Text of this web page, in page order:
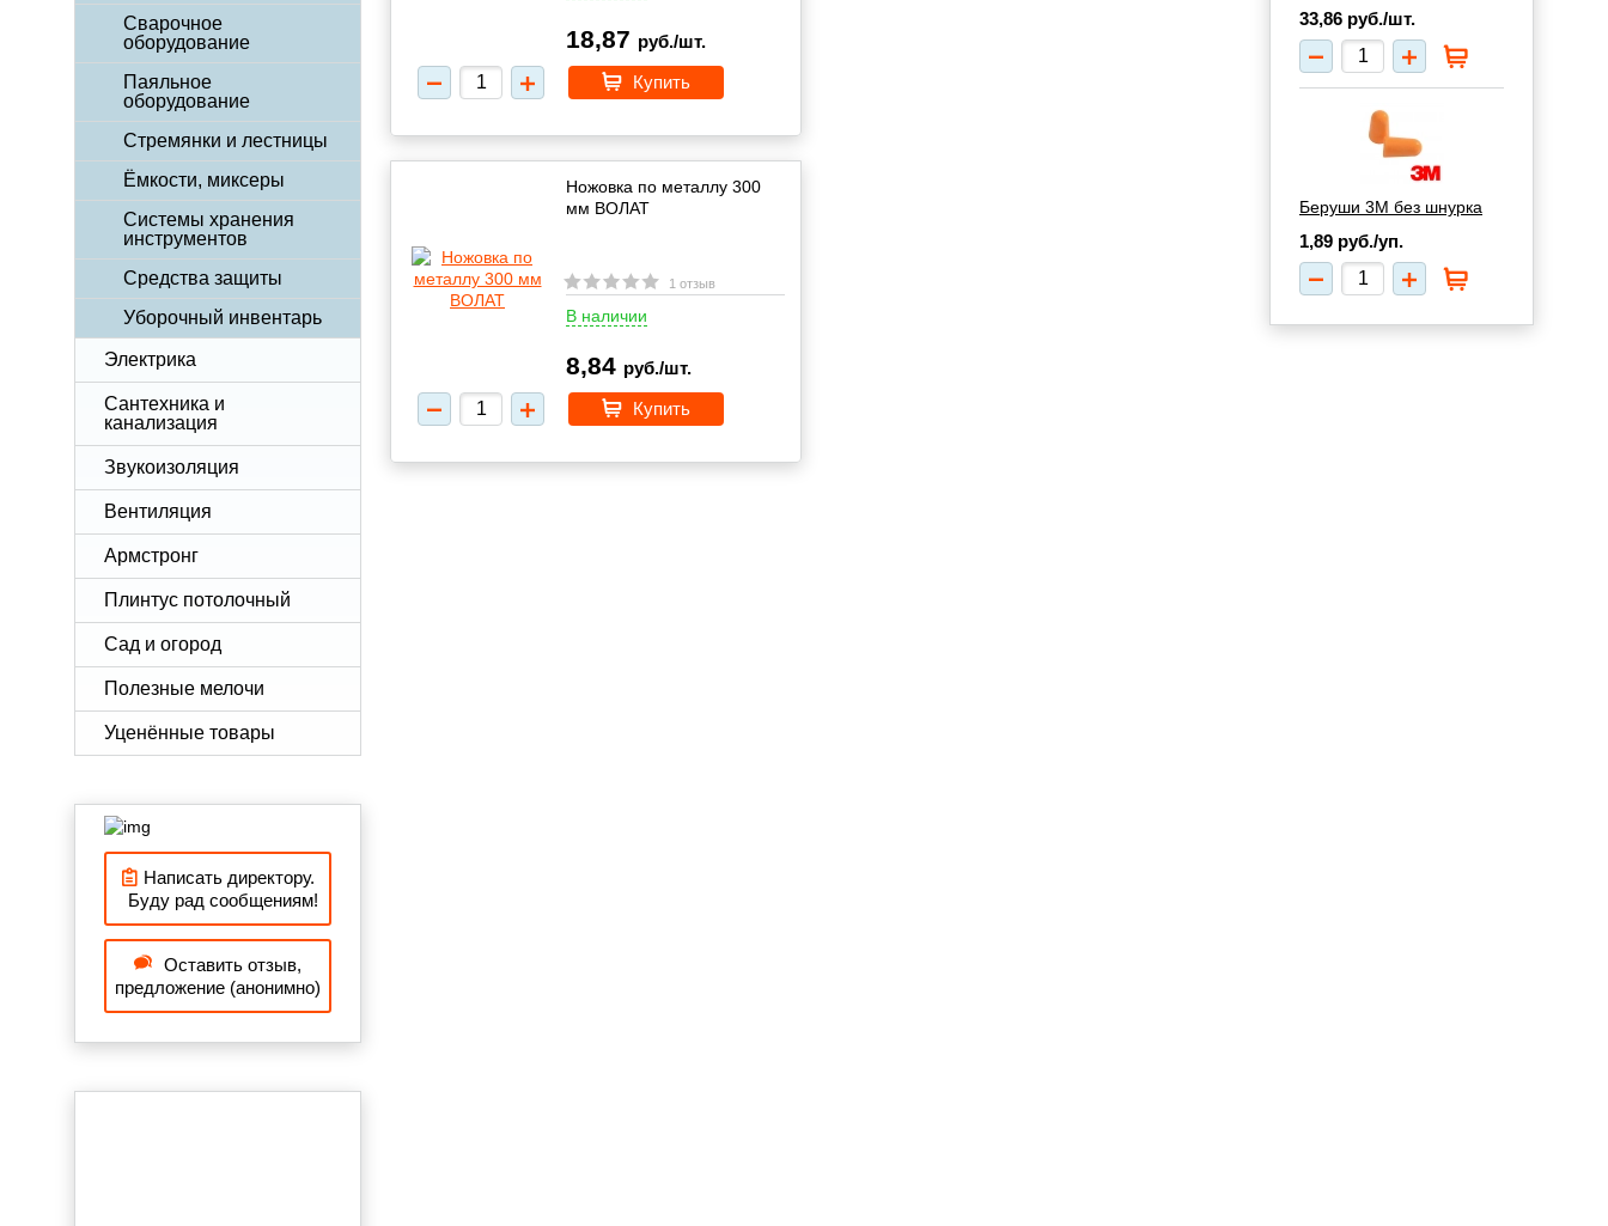
Сварочное
оборудование
Паяльное
оборудование
Стремянки и лестницы
Ёмкости, миксеры
Системы хранения
инструментов
Средства защиты
Уборочный инвентарь
Электрика
Сантехника и
канализация
Звукоизоляция
Вентиляция
Армстронг
Плинтус потолочный
Сад и огород
Полезные мелочи
Уценённые товары
Написать директору.
Буду рад сообщениям!
Оставить отзыв,
предложение (анонимно)
18,87 руб./шт.
Купить
Ножовка по металлу 300
мм ВОЛАТ
1 отзыв
В наличии
8,84 руб./шт.
Купить
33,86 руб./шт.
Беруши 3М без шнурка
1,89 руб./уп.